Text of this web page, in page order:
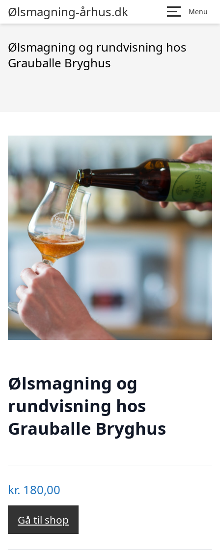
Ølsmagning-århus.dk Menu
Ølsmagning og rundvisning hos
Grauballe Bryghus
Ølsmagning og
rundvisning hos
Grauballe Bryghus
kr. 180,00
Gå til shop